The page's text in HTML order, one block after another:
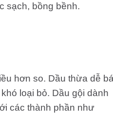
sạch, bồng bềnh.
hơn so. Dầu thừa dễ
loại bỏ. Dầu gội dành
các thành phần như